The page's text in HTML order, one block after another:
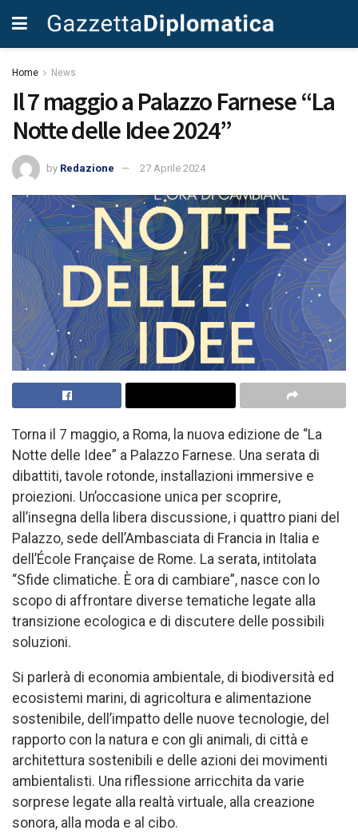
Home News
Il 7 maggio a Palazzo Farnese “La
Notte delle Idee 2024”
by Redazione 27 Aprile 2024
Torna il 7 maggio, a Roma, la nuova edizione de “La
Notte delle Idee” a Palazzo Farnese. Una serata di
dibattiti, tavole rotonde, installazioni immersive e
proiezioni. Un’occasione unica per scoprire,
all’insegna della libera discussione, i quattro piani del
Palazzo, sede dell’Ambasciata di Francia in Italia e
dell’École Française de Rome. La serata, intitolata
“Sfide climatiche. È ora di cambiare”, nasce con lo
scopo di affrontare diverse tematiche legate alla
transizione ecologica e di discutere delle possibili
soluzioni.
Si parlerà di economia ambientale, di biodiversità ed
ecosistemi marini, di agricoltura e alimentazione
sostenibile, dell’impatto delle nuove tecnologie, del
rapporto con la natura e con gli animali, di città e
architettura sostenibili e delle azioni dei movimenti
ambientalisti. Una riflessione arricchita da varie
sorprese legate alla realtà virtuale, alla creazione
sonora, alla moda e al cibo.